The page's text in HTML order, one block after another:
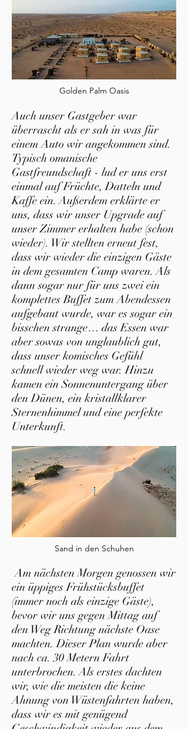
Golden Palm Oasis
Auch unser Gastgeber war
überrascht als er sah in was für
einem Auto wir angekommen sind.
Typisch omanische
Gastfreundschaft - lud er uns erst
einmal auf Früchte, Datteln und
Kaffe ein. Außerdem erklärte er
uns, dass wir unser Upgrade auf
unser Zimmer erhalten habe (schon
wieder). Wir stellten erneut fest,
dass wir wieder die einzigen Gäste
in dem gesamten Camp waren. Als
dann sogar nur für uns zwei ein
komplettes Buffet zum Abendessen
aufgebaut wurde, war es sogar ein
bisschen strange… das Essen war
aber sowas von unglaublich gut,
dass unser komisches Gefühl
schnell wieder weg war. Hinzu
kamen ein Sonnenuntergang über
den Dünen, ein kristallklarer
Sternenhimmel und eine perfekte
Unterkunft.
Sand in den Schuhen
Am nächsten Morgen genossen wir
ein üppiges Frühstücksbuffet
(immer noch als einzige Gäste),
bevor wir uns gegen Mittag auf
den Weg Richtung nächste Oase
machten. Dieser Plan wurde aber
nach ca. 30 Metern Fahrt
unterbrochen. Als erstes dachten
wir, wie die meisten die keine
Ahnung von Wüstenfahrten haben,
dass wir es mit genügend